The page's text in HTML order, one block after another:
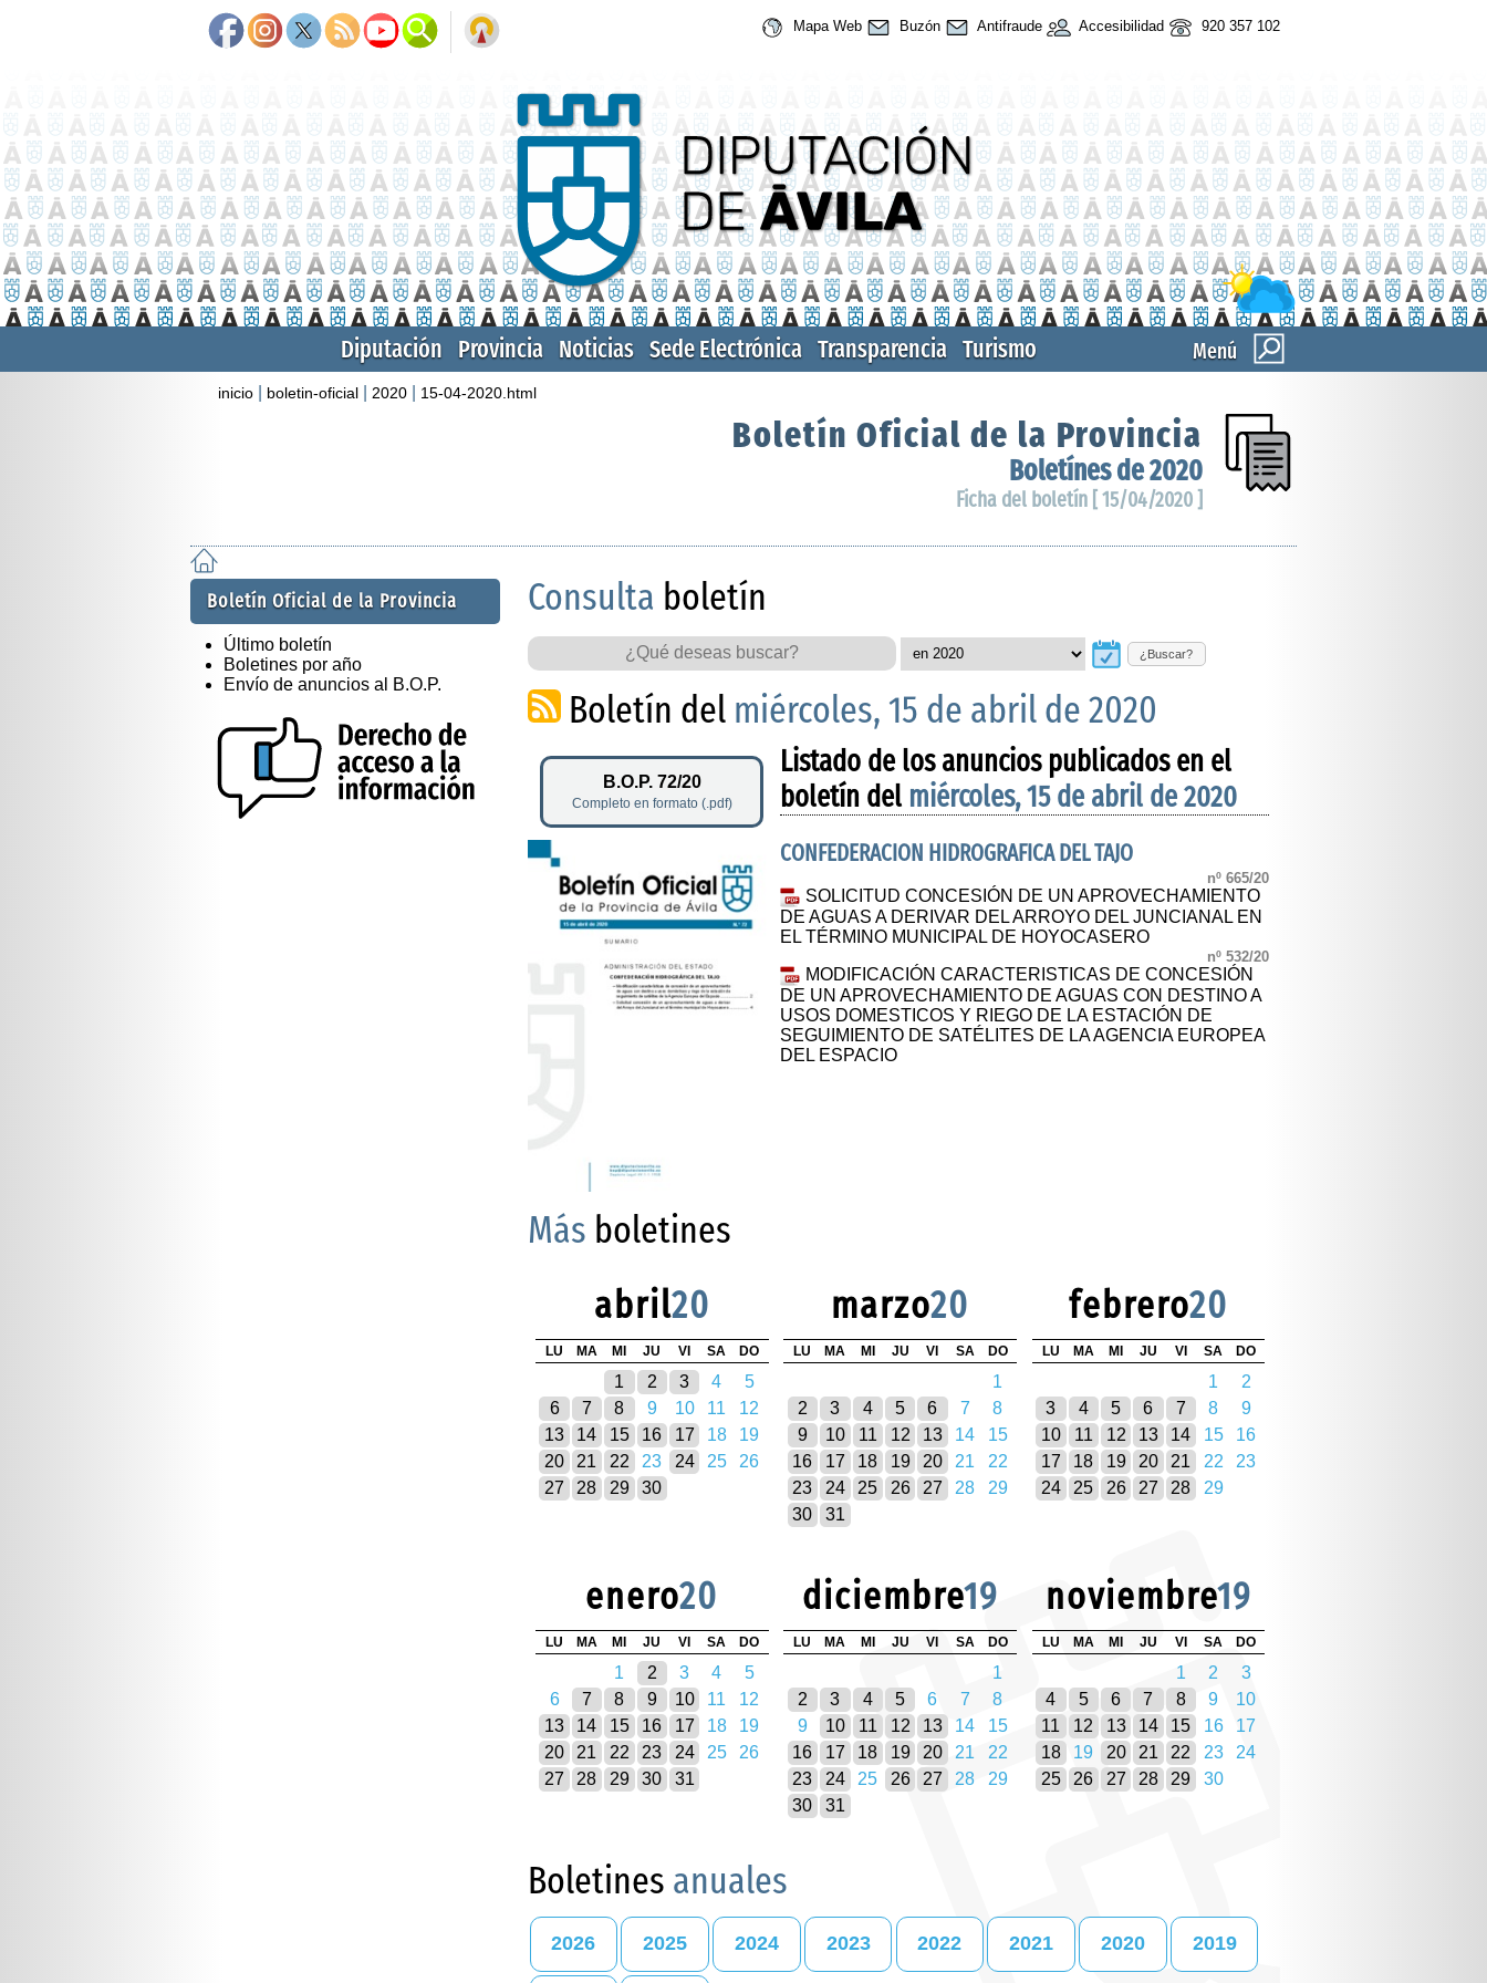
Mapa Web Buzón Antifraude Accesibilidad 920 357 102
Menú
Diputación Provincia Noticias Sede Electrónica Transparencia Turismo
inicio boletin-oficial 2020 15-04-2020.html
Boletín Oficial de la Provincia
Boletínes de 2020
Ficha del boletín [ 15/04/2020 ]
Boletín Oficial de la Provincia
Último boletín
Boletines por año
Envío de anuncios al B.O.P.
Consulta boletín
¿Buscar?
Boletín del miércoles, 15 de abril de 2020
B.O.P. 72/20
Completo en formato (.pdf)
Listado de los anuncios publicados en el
boletín del miércoles, 15 de abril de 2020
CONFEDERACION HIDROGRAFICA DEL TAJO
nº 665/20
SOLICITUD CONCESIÓN DE UN APROVECHAMIENTO
DE AGUAS A DERIVAR DEL ARROYO DEL JUNCIANAL EN
EL TÉRMINO MUNICIPAL DE HOYOCASERO
nº 532/20
MODIFICACIÓN CARACTERISTICAS DE CONCESIÓN
DE UN APROVECHAMIENTO DE AGUAS CON DESTINO A
USOS DOMESTICOS Y RIEGO DE LA ESTACIÓN DE
SEGUIMIENTO DE SATÉLITES DE LA AGENCIA EUROPEA
DEL ESPACIO
Más boletines
abril20
LU MA MI JU VI SA DO
1 2 3 4
5
6
7 8 9 10 11
12
13
14 15 16 17 18
19
20
21 22 23 24 25
26
27
28 29 30
marzo20
LU MA MI JU VI SA DO
1
2
3 4 5 6 7
8
9
10 11 12 13 14
15
16
17 18 19 20 21
22
23
24 25 26 27 28
29
30
31
febrero20
LU MA MI JU VI SA DO
1
2
3
4 5 6 7 8
9
10
11 12 13 14 15
16
17
18 19 20 21 22
23
24
25 26 27 28 29
enero20
LU MA MI JU VI SA DO
1 2 3 4
5
6
7 8 9 10 11
12
13
14 15 16 17 18
19
20
21 22 23 24 25
26
27
28 29 30 31
diciembre19
LU MA MI JU VI SA DO
1
2
3 4 5 6 7
8
9
10 11 12 13 14
15
16
17 18 19 20 21
22
23
24 25 26 27 28
29
30
31
noviembre19
LU MA MI JU VI SA DO
1 2
3
4
5 6 7 8 9
10
11
12 13 14 15 16
17
18
19 20 21 22 23
24
25
26 27 28 29 30
Boletines anuales
2026 2025 2024 2023 2022 2021 2020 2019